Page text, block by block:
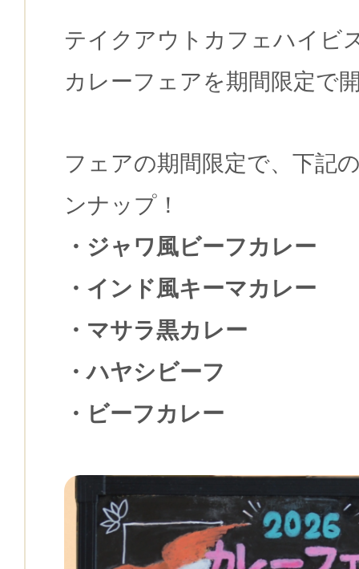
テイクアウトカフェハイビ
カレーフェアを期間限定で
フェアの期間限定で、下記
ンナップ！
・ジャワ風ビーフカレー
・インド風キーマカレー
・マサラ黒カレー
・ハヤシビーフ
・ビーフカレー